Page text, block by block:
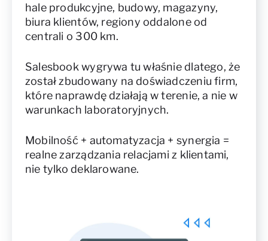
hale produkcyjne, budowy, magazyny,
biura klientów, regiony oddalone od
centrali o 300 km.
Salesbook wygrywa tu właśnie dlatego, że
został zbudowany na doświadczeniu firm,
które naprawdę działają w terenie, a nie w
warunkach laboratoryjnych.
Mobilność + automatyzacja + synergia =
realne zarządzania relacjami z klientami,
nie tylko deklarowane.